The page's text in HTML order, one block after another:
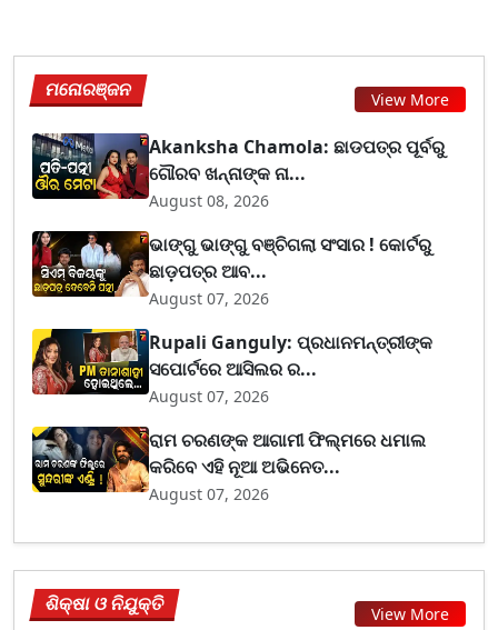
ମନୋରଞ୍ଜନ View More
Akanksha Chamola: ଛାଡପତ୍ର ପୂର୍ବରୁ
ଗୌରବ ଖନ୍ନାଙ୍କ ନା...
August 08, 2026
ଭାଙ୍ଗୁ ଭାଙ୍ଗୁ ବଞ୍ଚିଗଲା ସଂସାର ! କୋର୍ଟରୁ
ଛାଡ଼ପତ୍ର ଆବ...
August 07, 2026
Rupali Ganguly: ପ୍ରଧାନମନ୍ତ୍ରୀଙ୍କ
ସପୋର୍ଟରେ ଆସିଲର ର...
August 07, 2026
ରାମ ଚରଣଙ୍କ ଆଗାମୀ ଫିଲ୍ମରେ ଧମାଲ
କରିବେ ଏହି ନୂଆ ଅଭିନେତ...
August 07, 2026
ଶିକ୍ଷା ଓ ନିଯୁକ୍ତି View More